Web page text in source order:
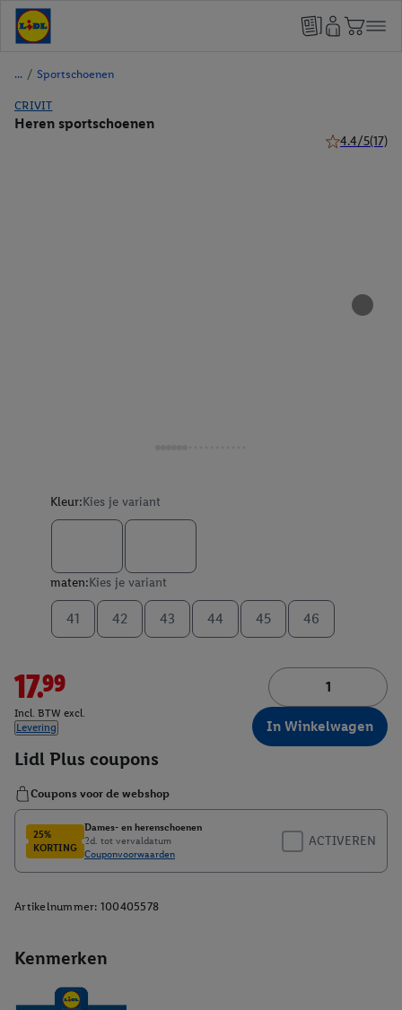
/ Sportschoenen
CRIVIT
Heren sportschoenen
4.4/5(17)
Kenmerken
Kleur:Kies je variant
maten:Kies je variant
41 42 43 44 45 46
17.99
Incl. BTW excl.
Levering
In Winkelwagen
Artikelnummer: 100405578